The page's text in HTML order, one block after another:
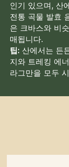
인기 있으며, 산
전통 곡물 발효
은 크바스와 비
매됩니다.
팁: 산에서는 든
지와 트레킹 에
라그만을 모두
추가 질문이 있
필요하신가요?
아래 양식을 사
연락하세요.